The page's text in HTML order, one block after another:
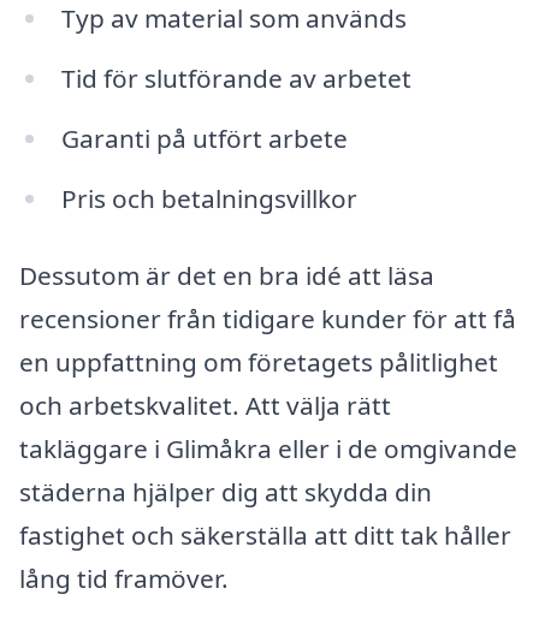
Typ av material som används
Tid för slutförande av arbetet
Garanti på utfört arbete
Pris och betalningsvillkor
Dessutom är det en bra idé att läsa
recensioner från tidigare kunder för att få
en uppfattning om företagets pålitlighet
och arbetskvalitet. Att välja rätt
takläggare i Glimåkra eller i de omgivande
städerna hjälper dig att skydda din
fastighet och säkerställa att ditt tak håller
lång tid framöver.